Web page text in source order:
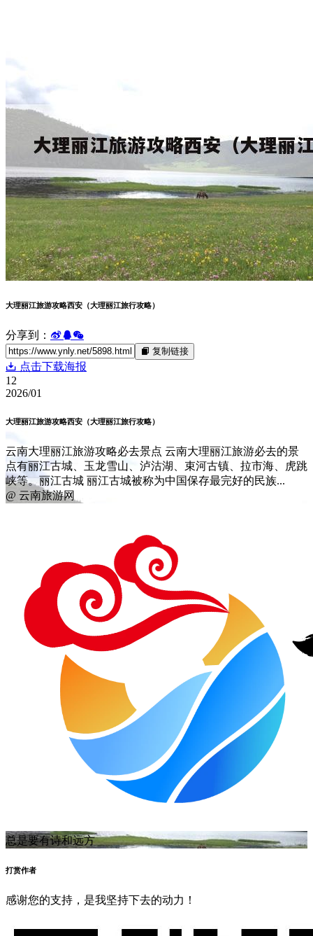
大理丽江旅游攻略西安（大理丽江旅行攻略）
分享到：
复制链接
点击下载海报
12
2026/01
大理丽江旅游攻略西安（大理丽江旅行攻略）
云南大理丽江旅游攻略必去景点 云南大理丽江旅游必去的景
点有丽江古城、玉龙雪山、泸沽湖、束河古镇、拉市海、虎跳
峡等。丽江古城 丽江古城被称为中国保存最完好的民族...
@ 云南旅游网
总是要有诗和远方
打赏作者
感谢您的支持，是我坚持下去的动力！